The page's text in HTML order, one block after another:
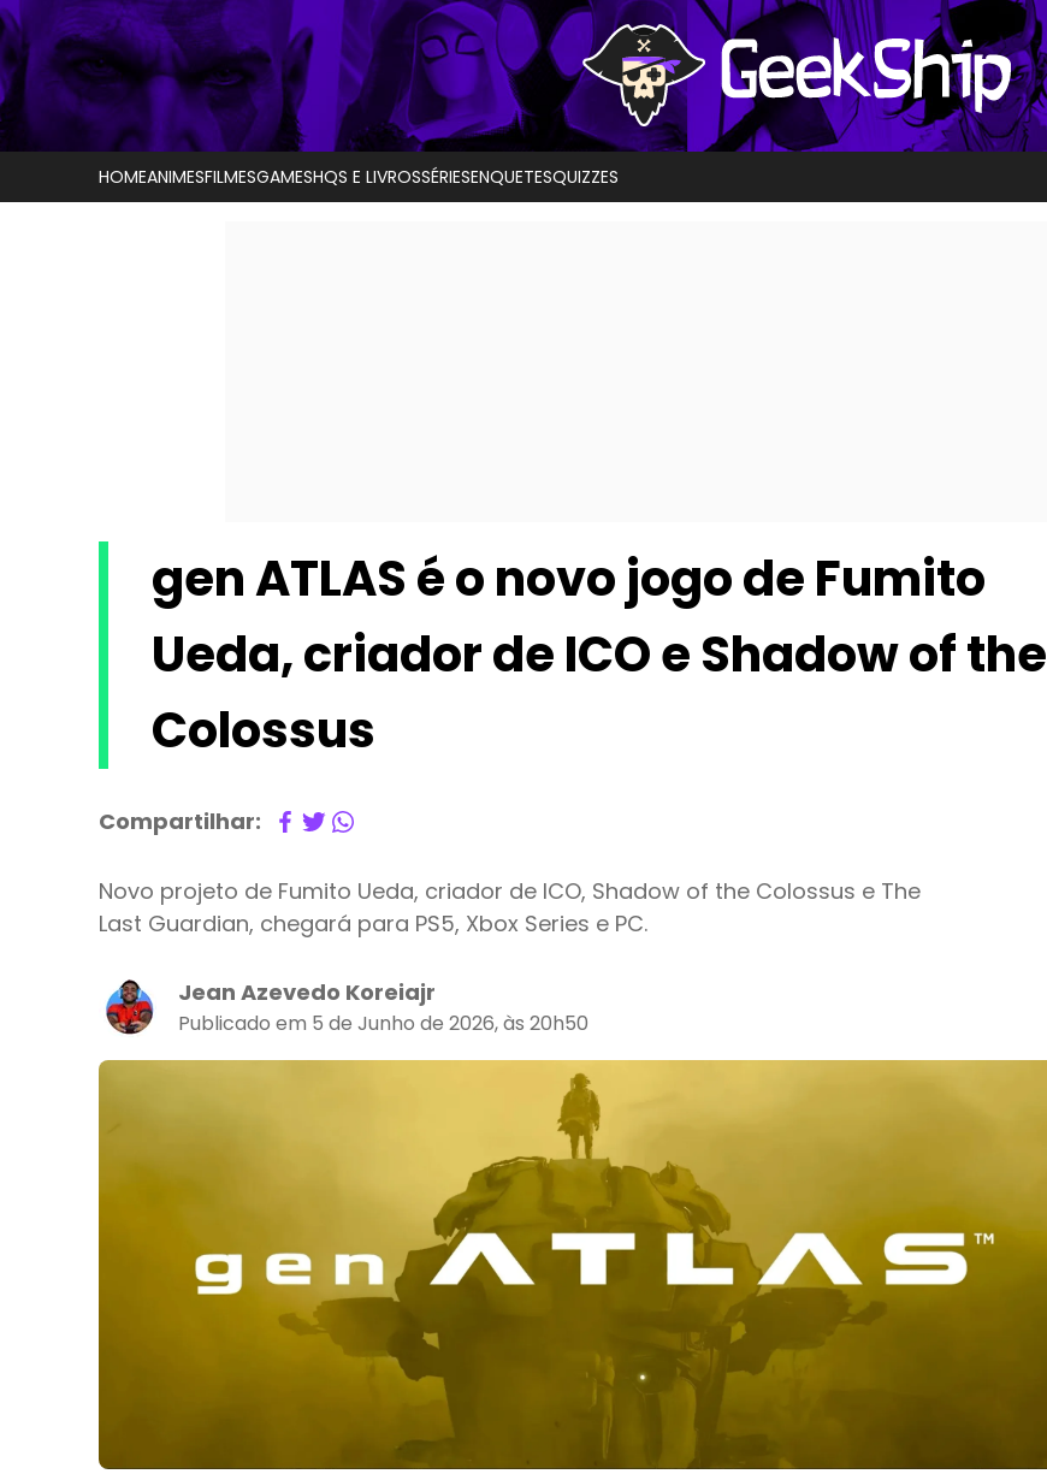
HOMEANIMESFILMESGAMESHQS E LIVROSSÉRIESENQUETESQUIZZES
gen ATLAS é o novo jogo de Fumito
Ueda, criador de ICO e Shadow of the
Colossus
Compartilhar:
Novo projeto de Fumito Ueda, criador de ICO, Shadow of the Colossus e The
Last Guardian, chegará para PS5, Xbox Series e PC.
Jean Azevedo Koreiajr
Publicado em 5 de Junho de 2026, às 20h50